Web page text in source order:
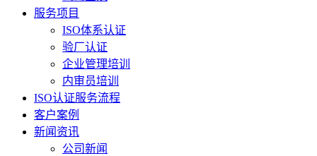
服务项目
ISO体系认证
验厂认证
企业管理培训
内审员培训
ISO认证服务流程
客户案例
新闻资讯
公司新闻